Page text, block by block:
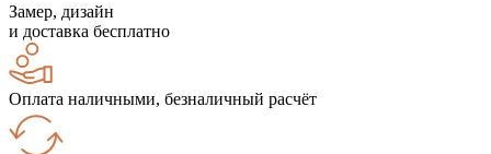
Замер, дизайн
и доставка бесплатно
Оплата наличными, безналичный расчёт